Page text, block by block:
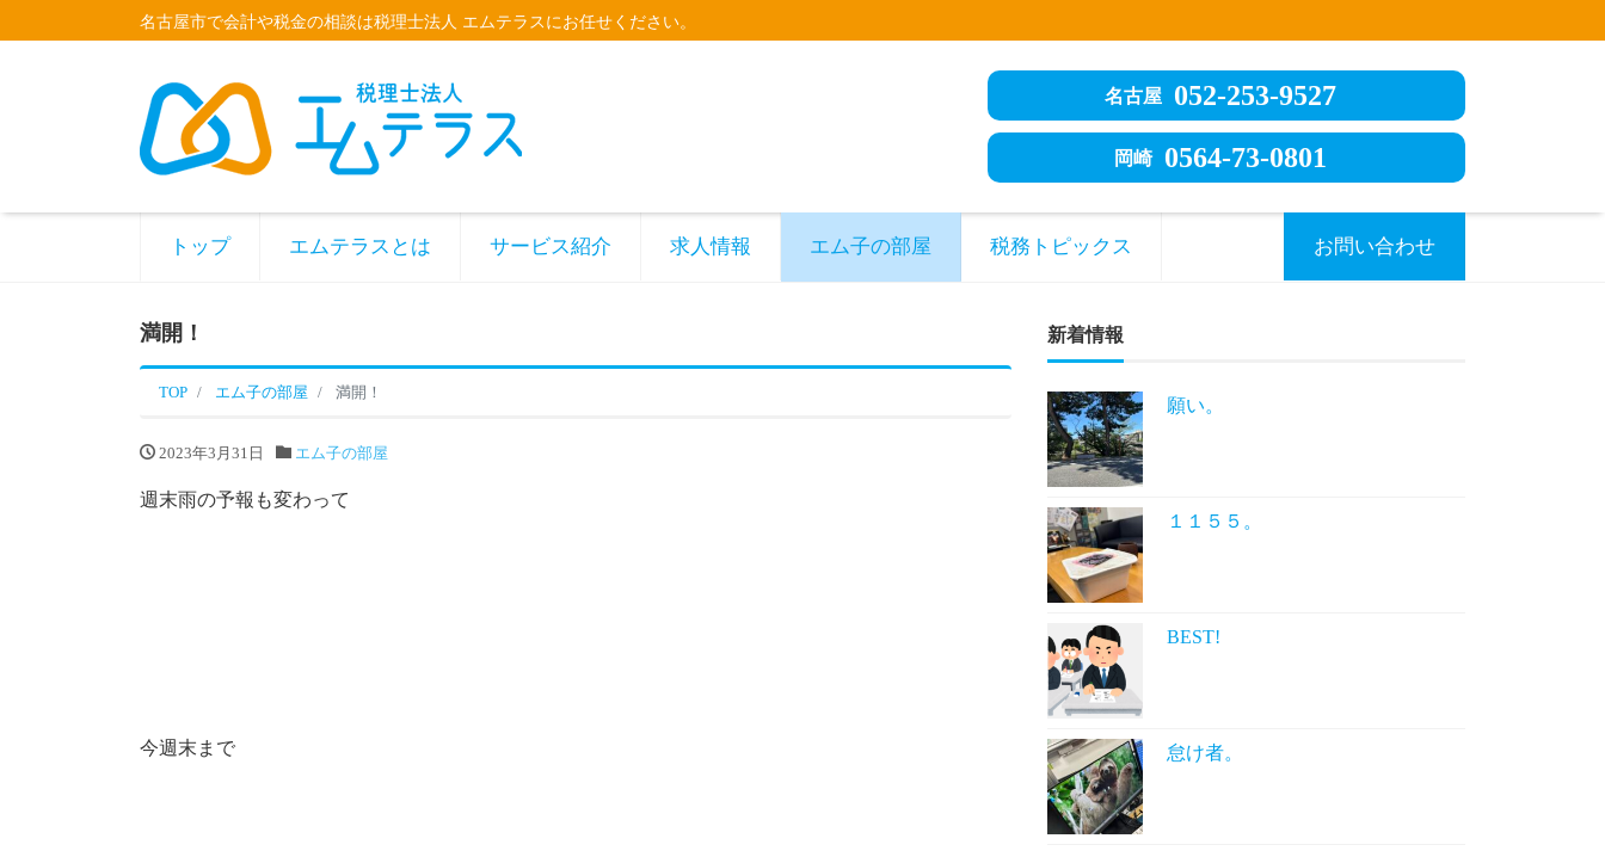
名古屋市で会計や税金の相談は税理士法人 エムテラスにお任せください。
名古屋 052-253-9527
岡崎 0564-73-0801
トップ エムテラスとは サービス紹介 求人情報 エム子の部屋 税務トピックス お問い合わせ
満開！
TOP エム子の部屋 満開！
2023年3月31日 エム子の部屋
週末雨の予報も変わって
今週末まで
新着情報
願い。
１１５５。
BEST!
怠け者。